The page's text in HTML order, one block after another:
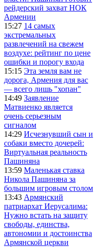
рейдерский захват НОК
Армении
15:27 14 самых
экстремальных
развлечений на свежем
воздухе: рейтинг по цене
ошибки и порогу входа
15:15 Эта земля вам не
дорога, Армения для вас
— всего лишь "хопан"
14:49 Заявление
Матвиенко является
очень серьезным
сигналом
14:29 Исчезнувший сын и
собаки вместо дочерей:
Виртуальная реальность
Пашиняна
13:59 Маленькая ставка
Никола Пашиняна за
большим игровым столом
13:43 Армянский
патриархат Иерусалима:
Нужно встать на защиту
свободы, единства,
автономии и достоинства
Армянской церкви